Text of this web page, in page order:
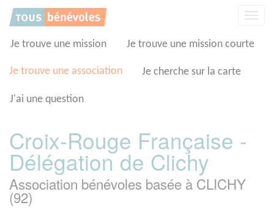
Je trouve une mission Je trouve une mission courte
Je trouve une association Je cherche sur la carte
J'ai une question
Croix-Rouge Française -
Délégation de Clichy
Association bénévoles basée à CLICHY
(92)
Panneau de gestion des cookies